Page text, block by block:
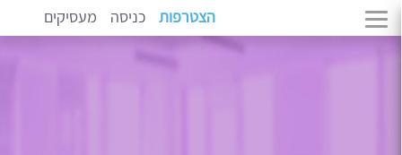
הצטרפות כניסה מעסיקים